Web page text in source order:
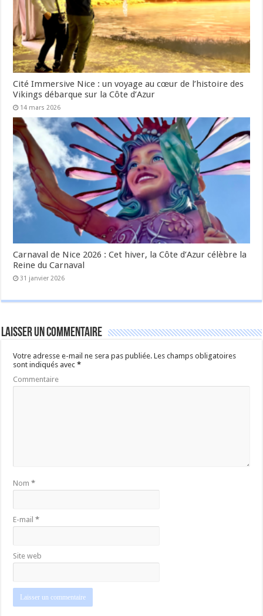
Cité Immersive Nice : un voyage au cœur de l’histoire des
Vikings débarque sur la Côte d’Azur
14 mars 2026
Carnaval de Nice 2026 : Cet hiver, la Côte d’Azur célèbre la
Reine du Carnaval
31 janvier 2026
Laisser un commentaire
Votre adresse e-mail ne sera pas publiée. Les champs obligatoires
sont indiqués avec*
Commentaire
Nom*
E-mail*
Site web